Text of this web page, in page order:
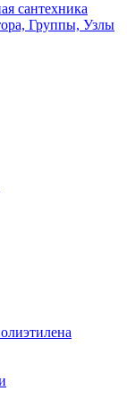
сантехника
Группы, Узлы